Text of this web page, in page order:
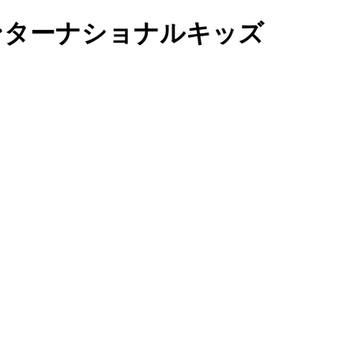
ーナショナルキッズ